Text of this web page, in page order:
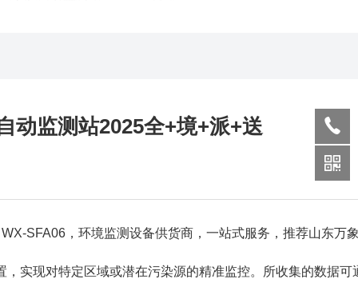
动监测站2025全+境+派+送
SFA06，环境监测设备供货商，一站式服务，推荐山东万
实现对特定区域或潜在污染源的精准监控。所收集的数据可